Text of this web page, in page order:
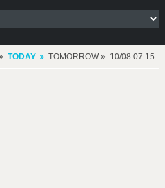
TODAY TOMORROW 10/08 07:15